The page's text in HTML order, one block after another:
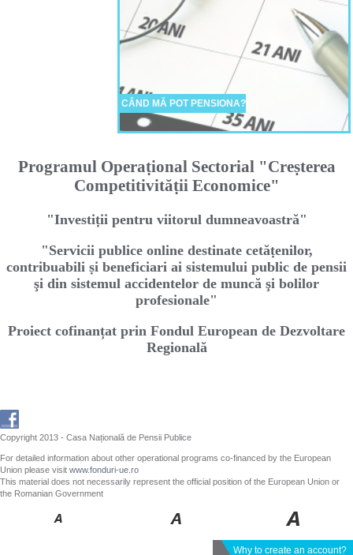
CÂND MĂ POT PENSIONA?
Programul Operaṭional Sectorial "Creṣterea
Competitivităṭii Economice"
"Investiṭii pentru viitorul dumneavoastră"
"Servicii publice online destinate cetăṭenilor,
contribuabili ṣi beneficiari ai sistemului public de pensii
şi din sistemul accidentelor de muncă şi bolilor
profesionale"
Proiect cofinanțat prin Fondul European de Dezvoltare
Regională
Copyright 2013 - Casa Națională de Pensii Publice
For detailed information about other operational programs co-financed by the European
Union please visit www.fonduri-ue.ro
This material does not necessarily represent the official position of the European Union or
the Romanian Government
Why to create an account?